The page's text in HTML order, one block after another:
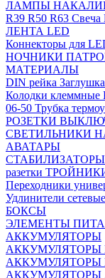
ЛАМПЫ
R39 R50 R63 Свеча
ЛЕНТА LED
Коннекторы для
НОЧНИКИ
МАТЕРИАЛЫ
DIN рейка
Колодки клеммные
06-50 Трубка
РОЗЕТКИ
СВЕТИЛЬНИКИ
АВАТАРЫ
СТАБИЛИЗАТОРЫ
разетки
Переходники
Удлинители
БОКСЫ
ЭЛЕМЕНТЫ
АККУМУЛЯТОРЫ
АККУМУЛЯТОРЫ
АККУМУЛЯТОРЫ
АККУМУЛЯТОРЫ